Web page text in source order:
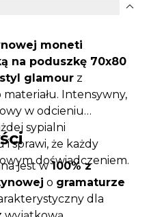
expand_more
moneti
na poduszkę 70x80
glamour z
Intensywny,
w odcieniu
sypialni
sprawi, że każdy
doświadczeniem.
jest w100% z
o gramaturze
dla